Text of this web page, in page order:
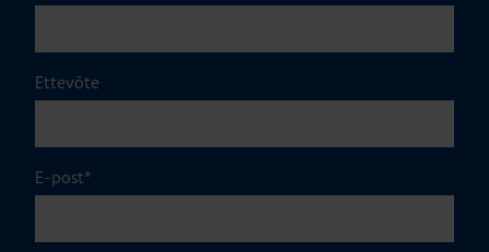
Ettevõte
E-post*